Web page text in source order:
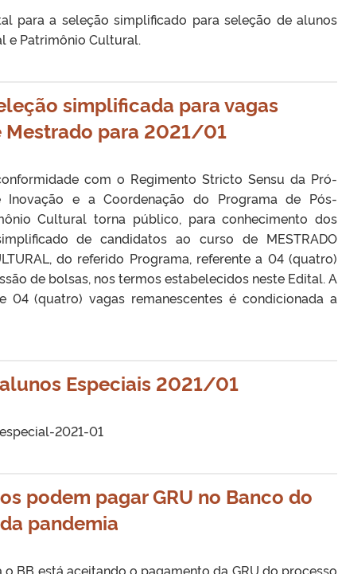
para a seleção simplificado para seleção de alunos
e Patrimônio Cultural.
simplificada para vagas
Mestrado para 2021/01
com o Regimento Stricto Sensu da Pró-
Inovação e a Coordenação do Programa de Pós-
Cultural torna público, para conhecimento dos
de candidatos ao curso de MESTRADO
do referido Programa, referente a 04 (quatro)
de bolsas, nos termos estabelecidos neste Edital. A
(quatro) vagas remanescentes é condicionada a
Especiais 2021/01
2021-01
podem pagar GRU no Banco do
pandemia
BB está aceitando o pagamento da GRU do processo